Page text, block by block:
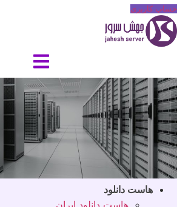
حساب کاربری
هاست دانلود